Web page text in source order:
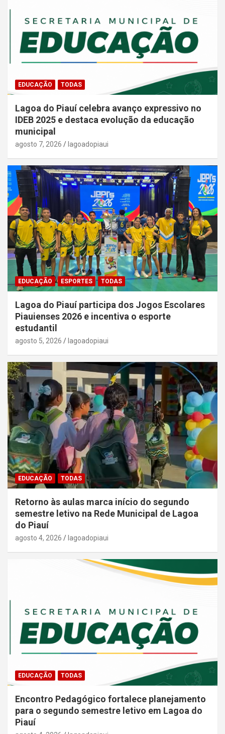
EDUCAÇÃO TODAS
Lagoa do Piauí celebra avanço expressivo no
IDEB 2025 e destaca evolução da educação
municipal
agosto 7, 2026 lagoadopiaui
EDUCAÇÃO ESPORTES TODAS
Lagoa do Piauí participa dos Jogos Escolares
Piauienses 2026 e incentiva o esporte
estudantil
agosto 5, 2026 lagoadopiaui
EDUCAÇÃO TODAS
Retorno às aulas marca início do segundo
semestre letivo na Rede Municipal de Lagoa
do Piauí
agosto 4, 2026 lagoadopiaui
EDUCAÇÃO TODAS
Encontro Pedagógico fortalece planejamento
para o segundo semestre letivo em Lagoa do
Piauí